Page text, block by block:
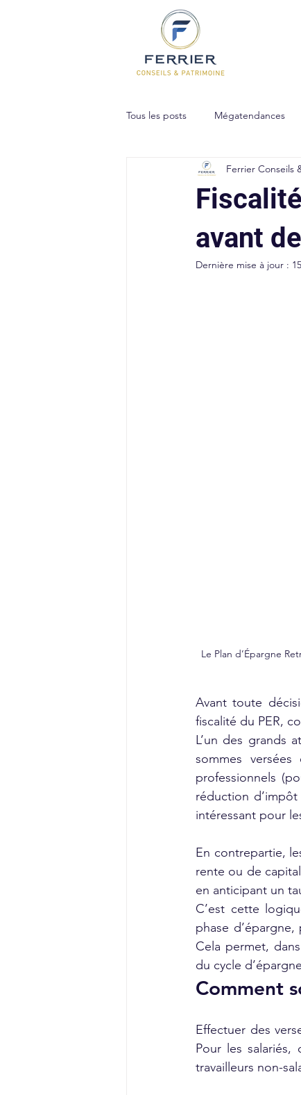
Tous les posts Mégatendances
Gestion de patrimoine
avant
Ferrier Conseils
Dernière mise à jour :
Le Plan d’Épargne
Avant toute
fiscalité du PER,
L’un des grands
sommes
professionnels
réduction
intéressant pour
En contrepartie,
rente ou de
en anticipant un
C’est cette
phase
Cela permet,
du cycle
Comment
Effectuer des
Pour les
travailleurs non-